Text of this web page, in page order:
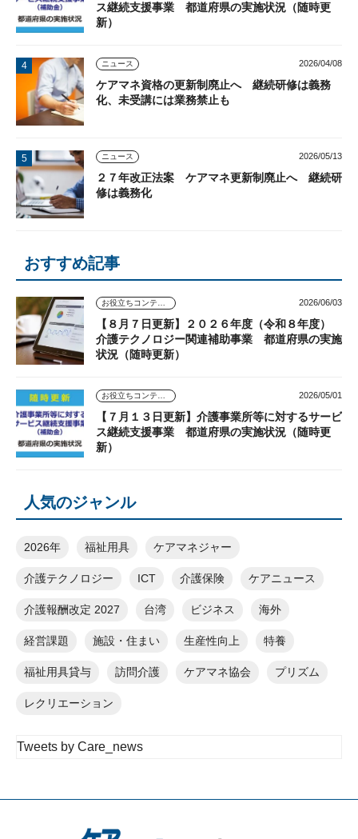
ス継続支援事業 都道府県の実施状況（随時更
新）
ニュース 2026/04/08
ケアマネ資格の更新制廃止へ 継続研修は義務
化、未受講には業務禁止も
ニュース 2026/05/13
２７年改正法案 ケアマネ更新制廃止へ 継続研
修は義務化
おすすめ記事
お役立ちコンテンツ 2026/06/03
【８月７日更新】２０２６年度（令和８年度）
介護テクノロジー関連補助事業 都道府県の実施
状況（随時更新）
お役立ちコンテンツ 2026/05/01
【７月１３日更新】介護事業所等に対するサービ
ス継続支援事業 都道府県の実施状況（随時更
新）
人気のジャンル
2026年 福祉用具 ケアマネジャー
介護テクノロジー ICT 介護保険 ケアニュース
介護報酬改定 2027 台湾 ビジネス 海外
経営課題 施設・住まい 生産性向上 特養
福祉用具貸与 訪問介護 ケアマネ協会 プリズム
レクリエーション
Tweets by Care_news